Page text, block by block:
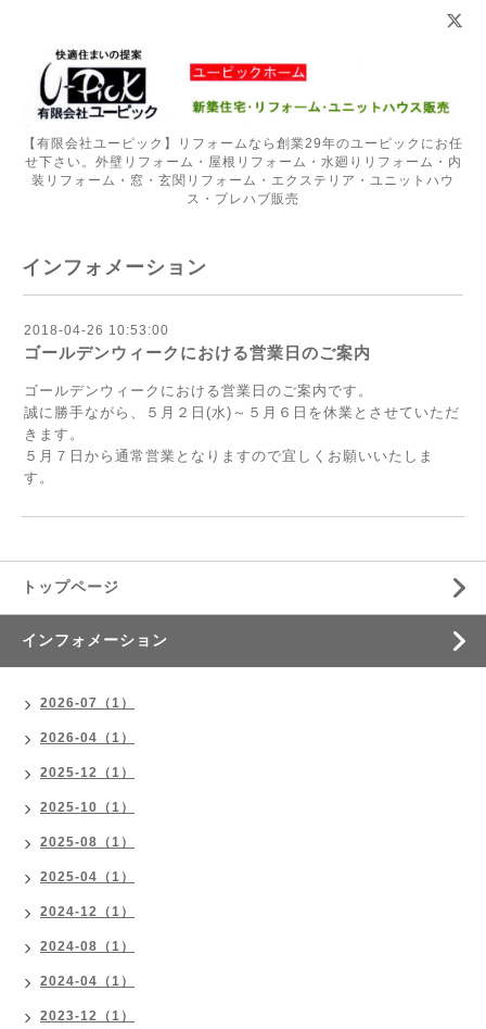
【有限会社ユーピック】リフォームなら創業29年のユーピックにお任
せ下さい。外壁リフォーム・屋根リフォーム・水廻りリフォーム・内
装リフォーム・窓・玄関リフォーム・エクステリア・ユニットハウ
ス・プレハブ販売
インフォメーション
2018-04-26 10:53:00
ゴールデンウィークにおける営業日のご案内
ゴールデンウィークにおける営業日のご案内です。
誠に勝手ながら、５月２日(水)～５月６日を休業とさせていただ
きます。
５月７日から通常営業となりますので宜しくお願いいたしま
す。
トップページ
インフォメーション
2026-07（1）
2026-04（1）
2025-12（1）
2025-10（1）
2025-08（1）
2025-04（1）
2024-12（1）
2024-08（1）
2024-04（1）
2023-12（1）